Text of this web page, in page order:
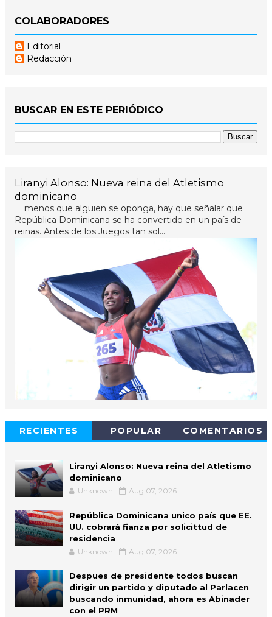
COLABORADORES
Editorial
Redacción
BUSCAR EN ESTE PERIÓDICO
Liranyi Alonso: Nueva reina del Atletismo
dominicano
menos que alguien se oponga, hay que señalar que
República Dominicana se ha convertido en un país de
reinas. Antes de los Juegos tan sol...
RECIENTES POPULAR COMENTARIOS
Liranyi Alonso: Nueva reina del Atletismo
dominicano
Unknown Aug 07, 2026
República Dominicana unico país que EE.
UU. cobrará fianza por solicittud de
residencia
Unknown Aug 07, 2026
Despues de presidente todos buscan
dirigir un partido y diputado al Parlacen
buscando inmunidad, ahora es Abinader
con el PRM